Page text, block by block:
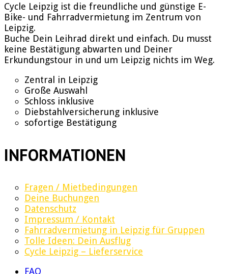
Cycle Leipzig ist die freundliche und günstige E-
Bike- und Fahrradvermietung im Zentrum von
Leipzig.
Buche Dein Leihrad direkt und einfach. Du musst
keine Bestätigung abwarten und Deiner
Erkundungstour in und um Leipzig nichts im Weg.
Zentral in Leipzig
Große Auswahl
Schloss inklusive
Diebstahlversicherung inklusive
sofortige Bestätigung
INFORMATIONEN
Fragen / Mietbedingungen
Deine Buchungen
Datenschutz
Impressum / Kontakt
Fahrradvermietung in Leipzig für Gruppen
Tolle Ideen: Dein Ausflug
Cycle Leipzig – Lieferservice
FAQ